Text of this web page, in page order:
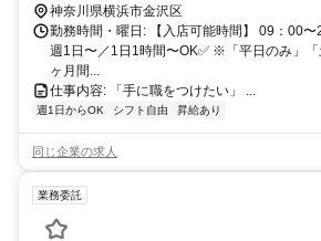
神奈川県横浜市金沢区
勤務時間・曜日: 【入店可能時間】 09：00
週1日〜／1日1時間〜OK✅ ※「平日のみ」
ヶ月間...
仕事内容: 「手に職をつけたい」 ...
週1日からOK シフト自由 昇給あり
同じ企業の求人
業務委託